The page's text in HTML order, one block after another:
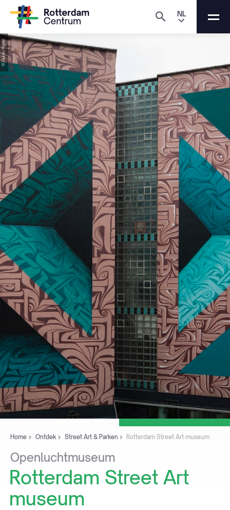
NL
Home Ontdek Street Art & Parken Rotterdam Street Art museum
Openluchtmuseum
Rotterdam Street Art
museum
© Guido Pijper